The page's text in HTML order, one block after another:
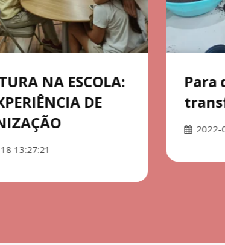
NA ESCOLA:
DE
13:27:21
Para
2022-